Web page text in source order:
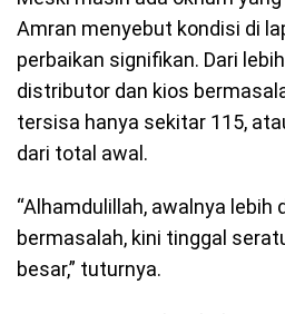
Amran menyebut kondisi di
perbaikan signifikan. Dari
distributor dan kios
tersisa hanya sekitar 115,
dari total awal.
“Alhamdulillah, awalnya lebih
bermasalah, kini tinggal
besar,” tuturnya.